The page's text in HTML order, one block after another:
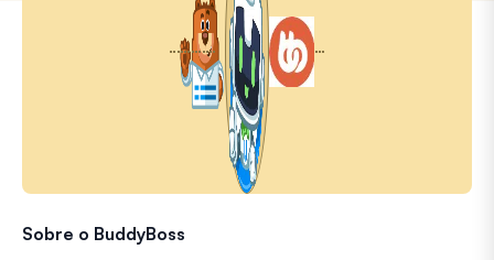
Sobre o BuddyBoss